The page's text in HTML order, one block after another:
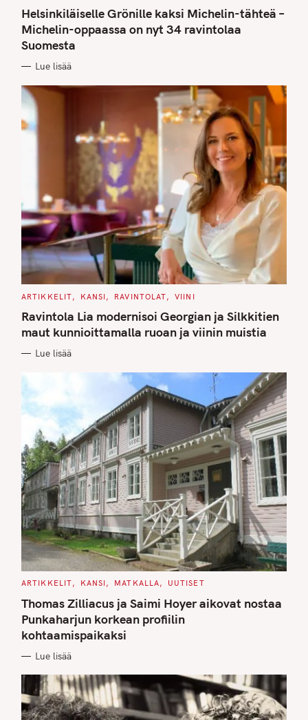
T
E
G
O
R
I
S
Helsinkiläiselle Grönille kaksi Michelin-tähteä –
Michelin-oppaassa on nyt 34 ravintolaa
Suomesta
Lue lisää
C
T
E
G
O
I
ARTIKKELIT KANSI RAVINTOLAT VIINI
Ravintola Lia modernisoi Georgian ja Silkkitien
maut kunnioittamalla ruoan ja viinin muistia
Lue lisää
C
T
E
G
O
R
I
S
ARTIKKELIT KANSI MATKALLA UUTISET
Thomas Zilliacus ja Saimi Hoyer aikovat nostaa
Punkaharjun korkean profiilin
kohtaamispaikaksi
Lue lisää